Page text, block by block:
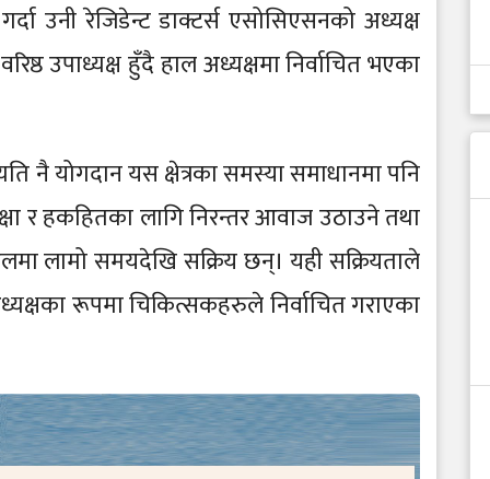
उनी रेजिडेन्ट डाक्टर्स एसोसिएसनको अध्यक्ष
उपाध्यक्ष हुँदै हाल अध्यक्षमा निर्वाचित भएका
नै योगदान यस क्षेत्रका समस्या समाधानमा पनि
र हकहितका लागि निरन्तर आवाज उठाउने तथा
लामो समयदेखि सक्रिय छन्। यही सक्रियताले
रूपमा चिकित्सकहरुले निर्वाचित गराएका